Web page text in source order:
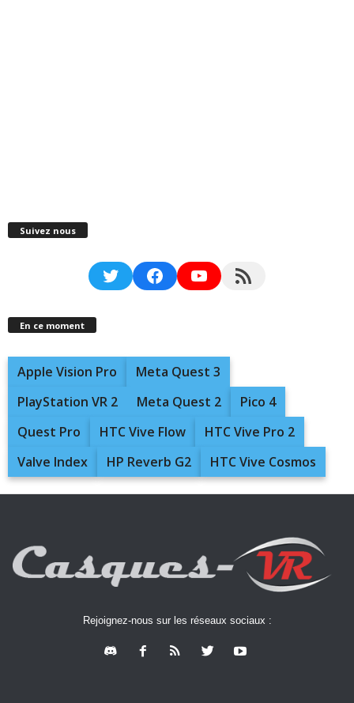
Suivez nous
TwitterFacebookYouTubeRSS Feed
En ce moment
Apple Vision Pro
Meta Quest 3
PlayStation VR 2
Meta Quest 2
Pico 4
Quest Pro
HTC Vive Flow
HTC Vive Pro 2
Valve Index
HP Reverb G2 HTC Vive Cosmos
Rejoignez-nous sur les réseaux sociaux :